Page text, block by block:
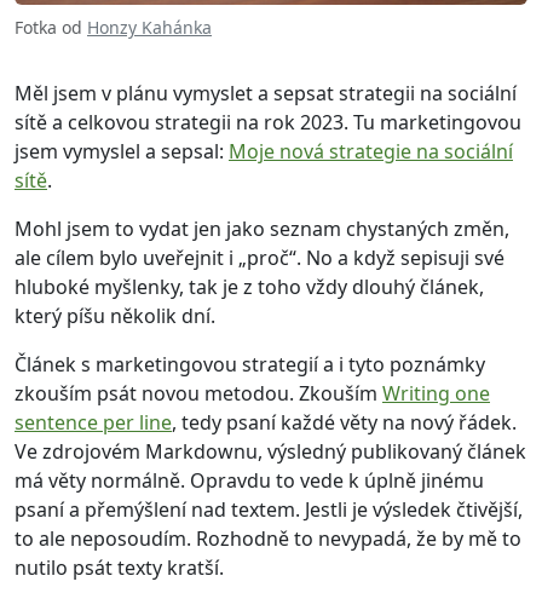
Fotka od Honzy Kahánka
Měl jsem v plánu vymyslet a sepsat strategii na sociální
sítě a celkovou strategii na rok 2023. Tu marketingovou
jsem vymyslel a sepsal: Moje nová strategie na sociální
sítě.
Mohl jsem to vydat jen jako seznam chystaných změn,
ale cílem bylo uveřejnit i „proč“. No a když sepisuji své
hluboké myšlenky, tak je z toho vždy dlouhý článek,
který píšu několik dní.
Článek s marketingovou strategií a i tyto poznámky
zkouším psát novou metodou. Zkouším Writing one
sentence per line, tedy psaní každé věty na nový řádek.
Ve zdrojovém Markdownu, výsledný publikovaný článek
má věty normálně. Opravdu to vede k úplně jinému
psaní a přemýšlení nad textem. Jestli je výsledek čtivější,
to ale neposoudím. Rozhodně to nevypadá, že by mě to
nutilo psát texty kratší.